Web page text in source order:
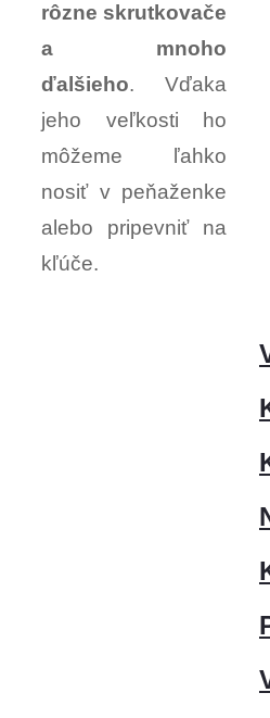
rôzne skrutkovače
a mnoho
ďalšieho. Vďaka
jeho veľkosti ho
môžeme ľahko
nosiť v peňaženke
alebo pripevniť na
kľúče.